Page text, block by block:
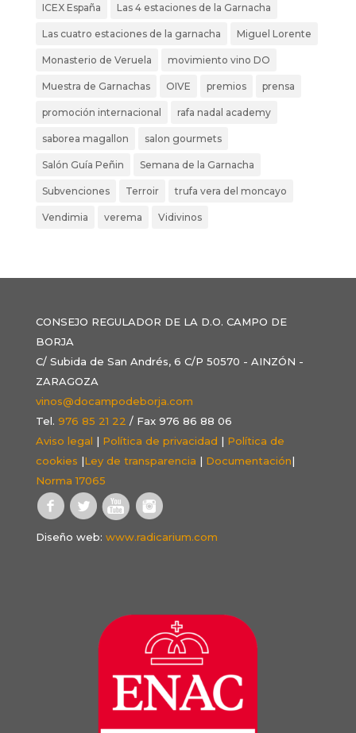
ICEX España Las 4 estaciones de la Garnacha
Las cuatro estaciones de la garnacha Miguel Lorente
Monasterio de Veruela movimiento vino DO
Muestra de Garnachas OIVE premios prensa
promoción internacional rafa nadal academy
saborea magallon salon gourmets
Salón Guía Peñin Semana de la Garnacha
Subvenciones Terroir trufa vera del moncayo
Vendimia verema Vidivinos
CONSEJO REGULADOR DE LA D.O. CAMPO DE
BORJA
C/ Subida de San Andrés, 6 C/P 50570 - AINZÓN -
ZARAGOZA
vinos@docampodeborja.com
Tel. 976 85 21 22 / Fax 976 86 88 06
Aviso legal | Política de privacidad | Política de
cookies |Ley de transparencia | Documentación|
Norma 17065
Diseño web: www.radicarium.com